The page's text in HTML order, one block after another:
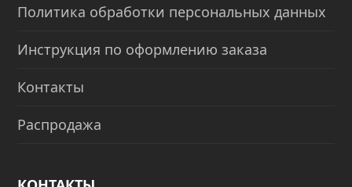
Политика обработки персональных данных
Инструкция по оформлению заказа
Контакты
Распродажа